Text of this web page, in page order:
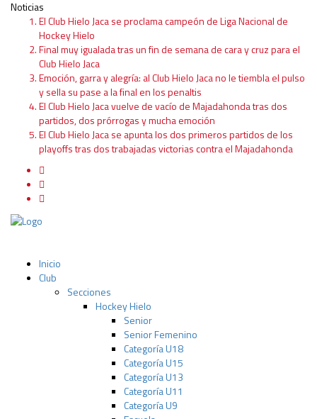
Noticias
El Club Hielo Jaca se proclama campeón de Liga Nacional de
Hockey Hielo
Final muy igualada tras un fin de semana de cara y cruz para el
Club Hielo Jaca
Emoción, garra y alegría: al Club Hielo Jaca no le tiembla el pulso
y sella su pase a la final en los penaltis
El Club Hielo Jaca vuelve de vacío de Majadahonda tras dos
partidos, dos prórrogas y mucha emoción
El Club Hielo Jaca se apunta los dos primeros partidos de los
playoffs tras dos trabajadas victorias contra el Majadahonda
Inicio
Club
Secciones
Hockey Hielo
Senior
Senior Femenino
Categoría U18
Categoría U15
Categoría U13
Categoría U11
Categoría U9